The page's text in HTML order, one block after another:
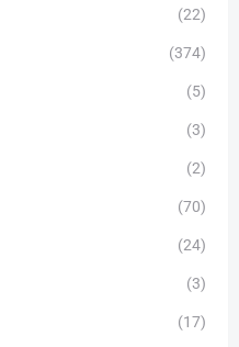
(22)
(374)
(5)
(3)
(2)
(70)
(24)
(3)
(17)